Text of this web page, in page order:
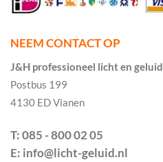
NEEM CONTACT OP
J&H professioneel licht en geluid
Postbus 199
4130 ED Vianen
T: 085 - 800 02 05
E: info@licht-geluid.nl